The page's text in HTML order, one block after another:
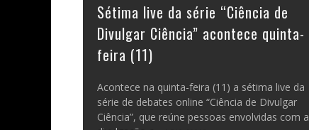
Sétima live da série “Ciência de
Divulgar Ciência” acontece quinta-
feira (11)
Acontece na quinta-feira (11) a sétima live da
série de debates online “Ciência de Divulgar
Ciência”, que reúne pessoas envolvidas com a